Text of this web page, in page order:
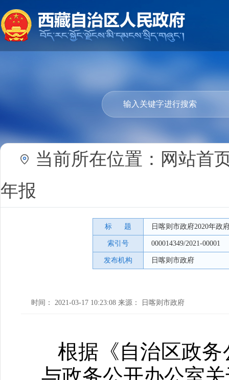
当前所在位置： 网站首
年报
标 题 日喀则市政府2020年政
索引号 000014349/2021-00001
发布机构 日喀则市政府
时间： 2021-03-17 10:23:08 来源： 日喀则市政府
根据《自治区政